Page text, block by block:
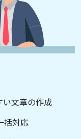
文章の作成
括対応